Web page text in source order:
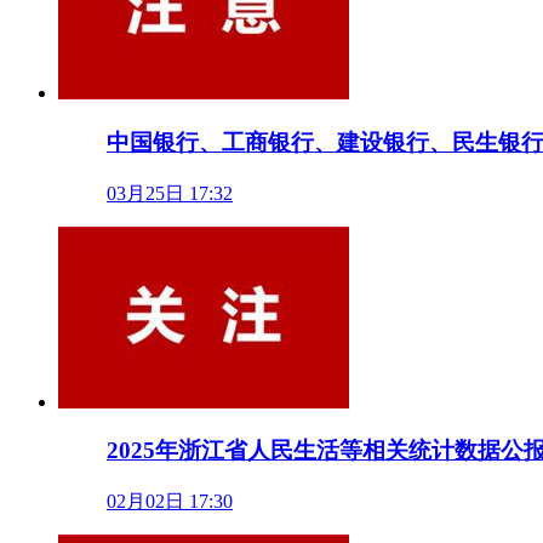
中国银行、工商银行、建设银行、民生银
03月25日 17:32
2025年浙江省人民生活等相关统计数据公
02月02日 17:30